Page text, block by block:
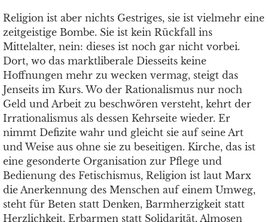
Religion ist aber nichts Gestriges, sie ist vielmehr eine
zeitgeistige Bombe. Sie ist kein Rückfall ins
Mittelalter, nein: dieses ist noch gar nicht vorbei.
Dort, wo das marktliberale Diesseits keine
Hoffnungen mehr zu wecken vermag, steigt das
Jenseits im Kurs. Wo der Rationalismus nur noch
Geld und Arbeit zu beschwören versteht, kehrt der
Irrationalismus als dessen Kehrseite wieder. Er
nimmt Defizite wahr und gleicht sie auf seine Art
und Weise aus ohne sie zu beseitigen. Kirche, das ist
eine gesonderte Organisation zur Pflege und
Bedienung des Fetischismus, Religion ist laut Marx
die Anerkennung des Menschen auf einem Umweg,
steht für Beten statt Denken, Barmherzigkeit statt
Herzlichkeit, Erbarmen statt Solidarität, Almosen